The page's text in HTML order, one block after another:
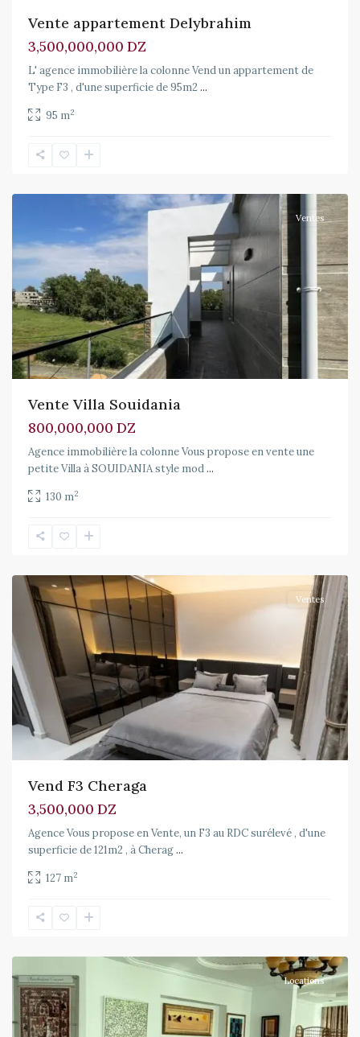
Vente appartement Delybrahim
3,500,000,000 DZ
L' agence immobilière la colonne Vend un appartement de
Type F3 , d'une superficie de 95m2 ...
95 m2
Zeralda,
Ventes
Vente Villa Souidania
800,000,000 DZ
Agence immobilière la colonne Vous propose en vente une
petite Villa à SOUIDANIA style mod...
130 m2
Cheraga
Ventes
Vend F3 Cheraga
3,500,000 DZ
Agence Vous propose en Vente, un F3 au RDC surélevé , d'une
superficie de 121m2 , à Cherag...
127 m2
El
Locations